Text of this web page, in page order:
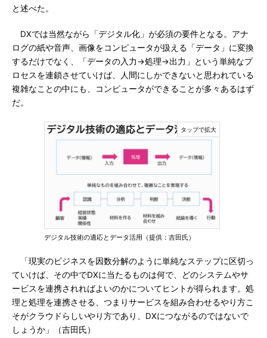
と述べた。
DXでは当然ながら「デジタル化」が必須の要件となる。アナ
ログの紙や音声、画像をコンピュータが扱える「データ」に変換
するだけでなく、「データの入力→処理→出力」という単純なプ
ロセスを連鎖させていけば、人間にしかできないと思われている
複雑なことの中にも、コンピュータができることが多々あるはず
だ。
デジタル技術の適応とデータ活用（提供：吉田氏）
「現実のビジネスを因数分解のように単純なステップに区切っ
ていけば、その中でDXに当たるものは何で、どのシステムやサ
ービスを連携されればよいのかについてヒントが得られます。処
理と処理を連携させる、つまりサービスを組み合わせるやり方こ
そがクラウドらしいやり方であり、DXにつながるのではないで
しょうか」（吉田氏）